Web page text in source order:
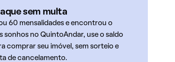
sem multa
60 mensalidades e encontrou o
sonhos no QuintoAndar, use o saldo
comprar seu imóvel, sem sorteio e
de cancelamento.